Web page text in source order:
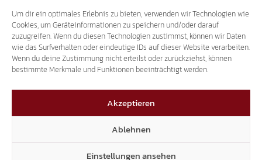
Um dir ein optimales Erlebnis zu bieten, verwenden wir Technologien wie
Cookies, um Geräteinformationen zu speichern und/oder darauf
zuzugreifen. Wenn du diesen Technologien zustimmst, können wir Daten
wie das Surfverhalten oder eindeutige IDs auf dieser Website verarbeiten.
Wenn du deine Zustimmung nicht erteilst oder zurückziehst, können
bestimmte Merkmale und Funktionen beeinträchtigt werden.
Akzeptieren
Ablehnen
Einstellungen ansehen
Threads
3.401
YouTube